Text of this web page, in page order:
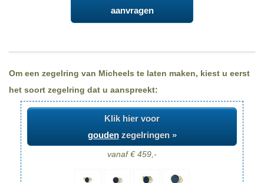
aanvragen
Om een zegelring van Micheels te laten maken, kiest u eerst
het soort zegelring dat u aanspreekt:
Klik hier voor
goudenzegelringen »
vanaf € 459,-